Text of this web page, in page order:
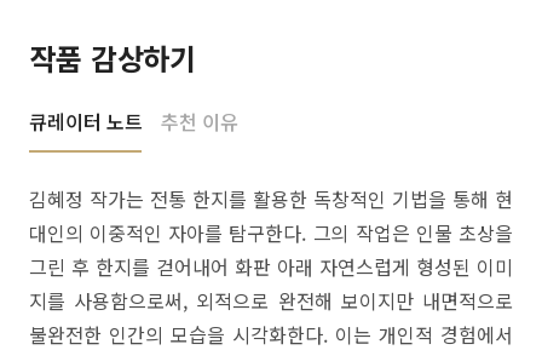
작품 감상하기
큐레이터 노트 추천 이유
김혜정 작가는 전통 한지를 활용한 독창적인 기법을 통해 현
대인의 이중적인 자아를 탐구한다. 그의 작업은 인물 초상을
그린 후 한지를 걷어내어 화판 아래 자연스럽게 형성된 이미
지를 사용함으로써, 외적으로 완전해 보이지만 내면적으로
불완전한 인간의 모습을 시각화한다. 이는 개인적 경험에서